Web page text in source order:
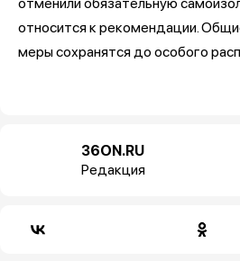
относится к рекомендации.
меры сохранятся до особого
36ON.RU
Редакция